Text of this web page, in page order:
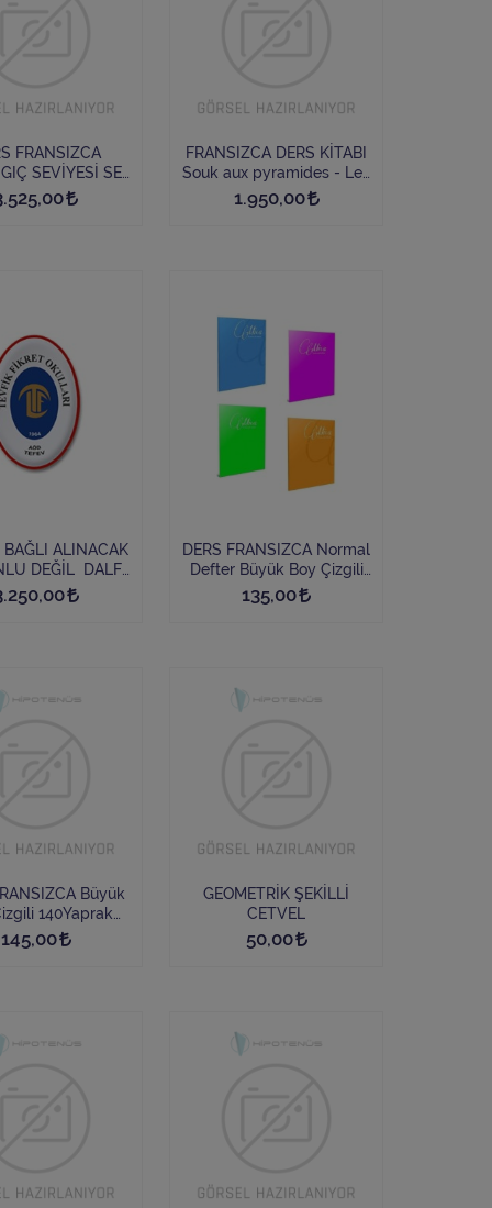
FRANSIZCA
SEVİYESİ SET
:Imagine 2 – Niv.
+ CD mp3 +
FRANSIZCA DERS KİTABI
Souk aux pyramides - Les
enquêtes
1.950,00
BAĞLI ALINACAK
DEĞİL DALF
Réussite C1/C2
DERS FRANSIZCA Normal
Defter Büyük Boy Çizgili
120 Yaprak Spiralsiz
135,00
Büyük
Spiralli
145,00
GEOMETRİK ŞEKİLLİ
CETVEL
50,00